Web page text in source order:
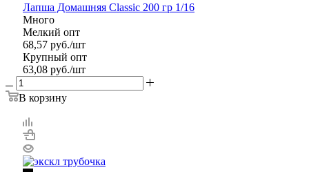
Лапша Домашняя Classic 200 гр 1/16
Много
Мелкий опт
68,57 руб./шт
Крупный опт
63,08 руб./шт
В корзину